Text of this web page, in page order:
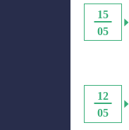
15
05
12
05